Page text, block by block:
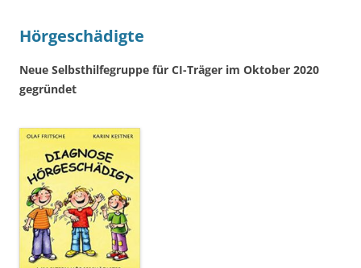
Hörgeschädigte
Neue Selbsthilfegruppe für CI-Träger im Oktober 2020
gegründet